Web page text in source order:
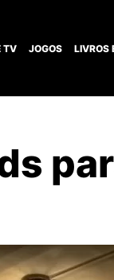
TV JOGOS LIVROS